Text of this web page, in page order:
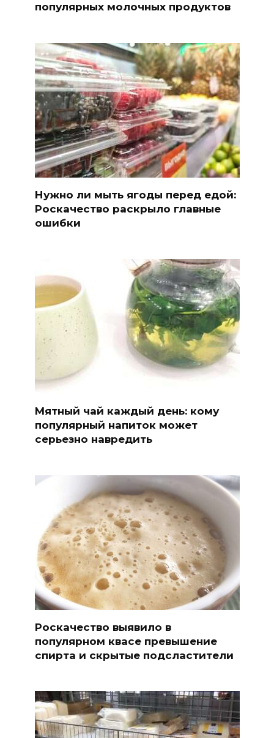
популярных молочных продуктов
Нужно ли мыть ягоды перед едой:
Роскачество раскрыло главные
ошибки
Мятный чай каждый день: кому
популярный напиток может
серьезно навредить
Роскачество выявило в
популярном квасе превышение
спирта и скрытые подсластители